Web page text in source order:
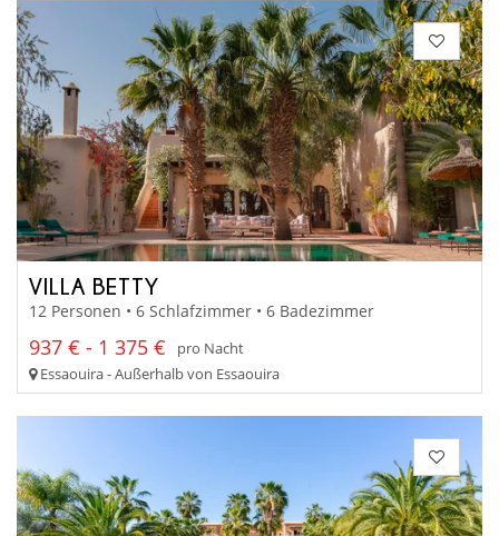
VILLA BETTY
12 Personen • 6 Schlafzimmer • 6 Badezimmer
937 € - 1 375 €
pro Nacht
Essaouira - Außerhalb von Essaouira